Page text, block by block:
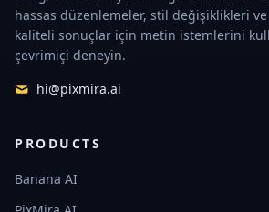
hassas düzenlemeler, stil değişiklikleri
kaliteli sonuçlar için metin istemlerini
çevrimiçi deneyin.
hi@pixmira.ai
PRODUCTS
Banana AI